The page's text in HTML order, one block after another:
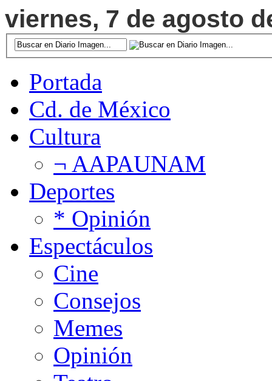
viernes, 7 de agosto
Portada
Cd. de México
Cultura
¬ AAPAUNAM
Deportes
* Opinión
Espectáculos
Cine
Consejos
Memes
Opinión